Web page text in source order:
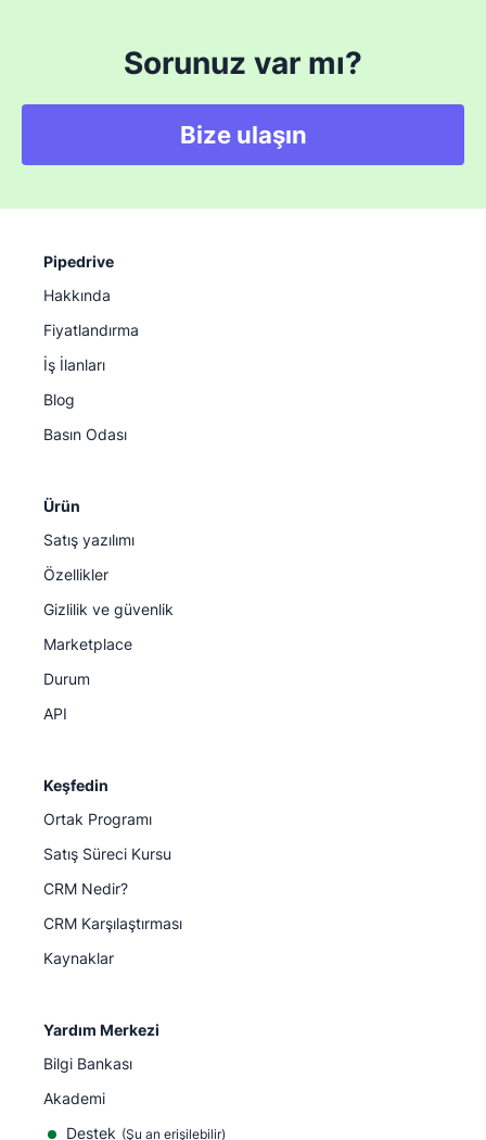
Sorunuz var mı?
Bize ulaşın
Pipedrive
Hakkında
Fiyatlandırma
İş İlanları
Blog
Basın Odası
Ürün
Satış yazılımı
Özellikler
Gizlilik ve güvenlik
Marketplace
Durum
API
Keşfedin
Ortak Programı
Satış Süreci Kursu
CRM Nedir?
CRM Karşılaştırması
Kaynaklar
Yardım Merkezi
Bilgi Bankası
Akademi
Destek (Şu an erişilebilir)